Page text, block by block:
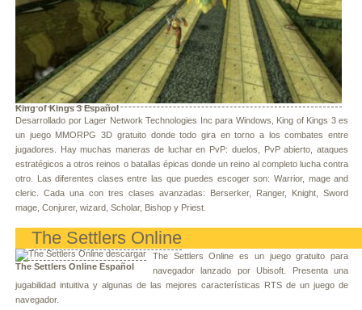
King of Kings 3 Español
Desarrollado por Lager Network Technologies Inc para Windows, King of Kings 3 es
un juego MMORPG 3D gratuito donde todo gira en torno a los combates entre
jugadores. Hay muchas maneras de luchar en PvP: duelos, PvP abierto, ataques
estratégicos a otros reinos o batallas épicas donde un reino al completo lucha contra
otro. Las diferentes clases entre las que puedes escoger son: Warrior, mage and
cleric. Cada una con tres clases avanzadas: Berserker, Ranger, Knight, Sword
mage, Conjurer, wizard, Scholar, Bishop y Priest.
The Settlers Online
The Settlers Online Español
The Settlers Online es un juego gratuito para
navegador lanzado por Ubisoft. Presenta una
jugabilidad intuitiva y algunas de las mejores características RTS de un juego de
navegador.